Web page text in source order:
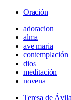
Oración
adoracion
alma
ave maria
contemplación
dios
meditación
novena
Teresa de Ávila